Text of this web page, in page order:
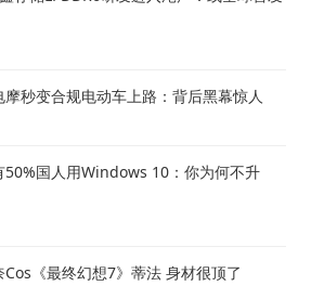
秒变合规电动车上路：背后黑幕惊人
50%国人用Windows 10：你为何不升
《最终幻想7》蒂法 身材很顶了